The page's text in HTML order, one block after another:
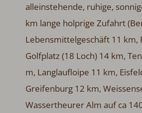
alleinstehende, ruhige,
km lange holprige Zufahrt
Lebensmittelgeschäft 11 km,
Golfplatz (18 Loch) 14 km,
m, Langlaufloipe 11 km,
Greifenburg 12 km,
Wassertheurer Alm auf ca